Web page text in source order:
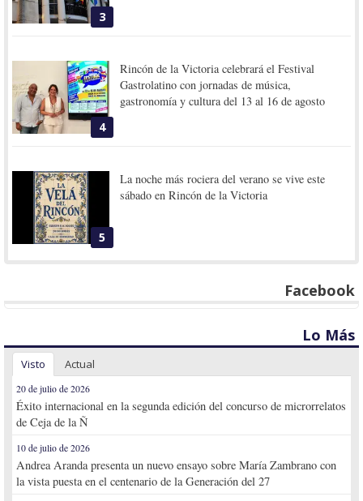
3
4
Rincón de la Victoria celebrará el Festival
Gastrolatino con jornadas de música,
gastronomía y cultura del 13 al 16 de agosto
5
La noche más rociera del verano se vive este
sábado en Rincón de la Victoria
Facebook
Lo Más
Visto Actual
20 de julio de 2026
Éxito internacional en la segunda edición del concurso de microrrelatos
de Ceja de la Ñ
10 de julio de 2026
Andrea Aranda presenta un nuevo ensayo sobre María Zambrano con
la vista puesta en el centenario de la Generación del 27